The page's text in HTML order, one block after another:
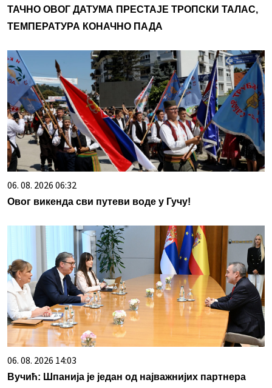
ТАЧНО ОВОГ ДАТУМА ПРЕСТАЈЕ ТРОПСКИ ТАЛАС,
ТЕМПЕРАТУРА КОНАЧНО ПАДА
06. 08. 2026 06:32
Овог викенда сви путеви воде у Гучу!
06. 08. 2026 14:03
Вучић: Шпанија је један од најважнијих партнера